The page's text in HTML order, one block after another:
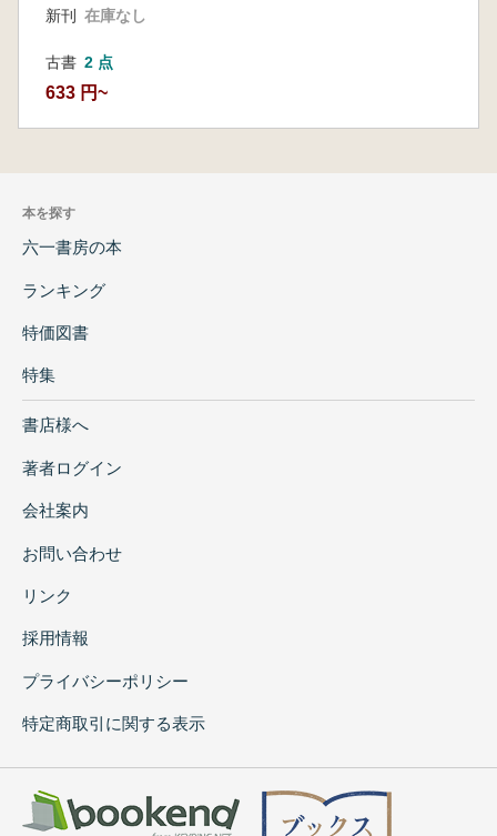
新刊 在庫なし
古書 2 点
633 円~
本を探す
六一書房の本
ランキング
特価図書
特集
書店様へ
著者ログイン
会社案内
お問い合わせ
リンク
採用情報
プライバシーポリシー
特定商取引に関する表示